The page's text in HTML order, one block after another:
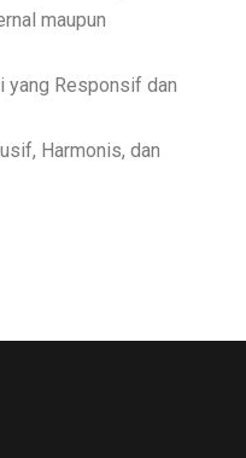
maupun
yang Responsif dan
Harmonis, dan